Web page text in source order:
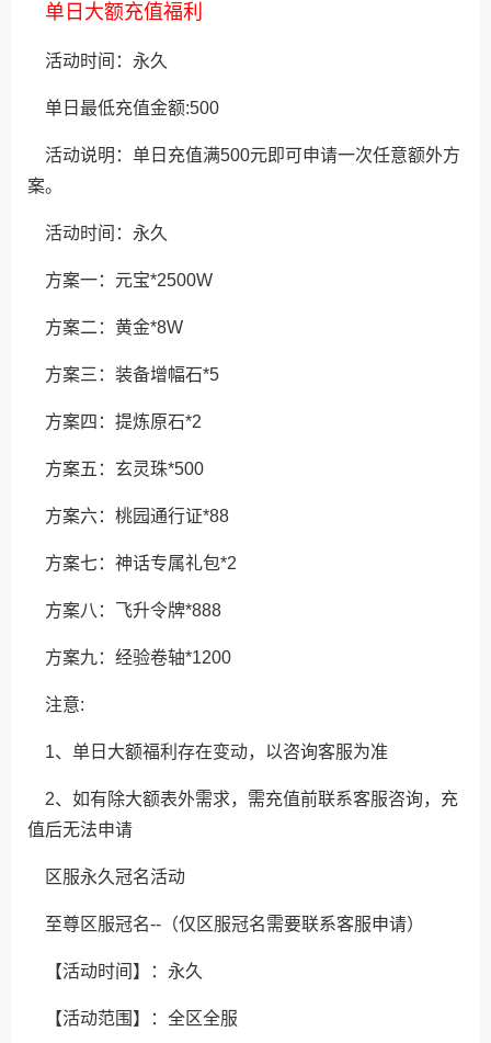
单日大额充值福利
活动时间：永久
单日最低充值金额:500
活动说明：单日充值满500元即可申请一次任意额外方
案。
活动时间：永久
方案一：元宝*2500W
方案二：黄金*8W
方案三：装备增幅石*5
方案四：提炼原石*2
方案五：玄灵珠*500
方案六：桃园通行证*88
方案七：神话专属礼包*2
方案八：飞升令牌*888
方案九：经验卷轴*1200
注意:
1、单日大额福利存在变动，以咨询客服为准
2、如有除大额表外需求，需充值前联系客服咨询，充
值后无法申请
区服永久冠名活动
至尊区服冠名--（仅区服冠名需要联系客服申请）
【活动时间】：永久
【活动范围】：全区全服